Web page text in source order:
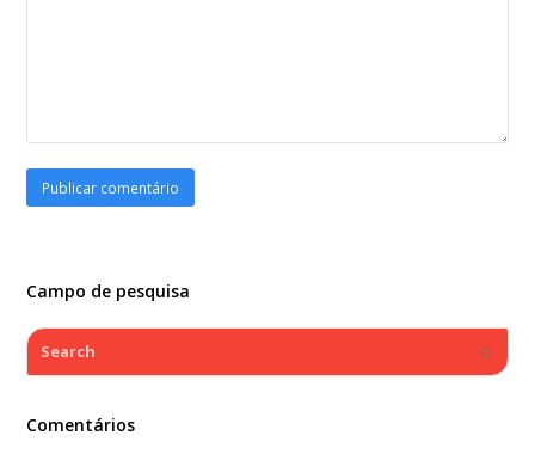
Campo de pesquisa
Search
Comentários